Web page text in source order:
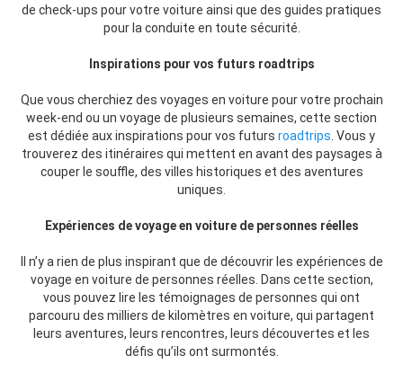
de check-ups pour votre voiture ainsi que des guides pratiques
pour la conduite en toute sécurité.
Inspirations pour vos futurs roadtrips
Que vous cherchiez des voyages en voiture pour votre prochain
week-end ou un voyage de plusieurs semaines, cette section
est dédiée aux inspirations pour vos futurs roadtrips . Vous y
trouverez des itinéraires qui mettent en avant des paysages à
couper le souffle, des villes historiques et des aventures
uniques.
Expériences de voyage en voiture de personnes réelles
Il n’y a rien de plus inspirant que de découvrir les expériences de
voyage en voiture de personnes réelles. Dans cette section,
vous pouvez lire les témoignages de personnes qui ont
parcouru des milliers de kilomètres en voiture, qui partagent
leurs aventures, leurs rencontres, leurs découvertes et les
défis qu’ils ont surmontés.